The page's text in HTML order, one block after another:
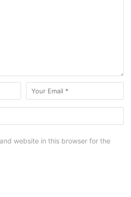
website in this browser for the